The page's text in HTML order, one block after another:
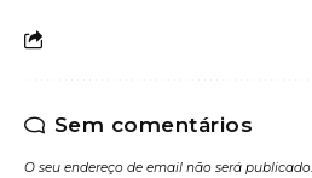
Sem comentários
O seu endereço de email não será publicado.